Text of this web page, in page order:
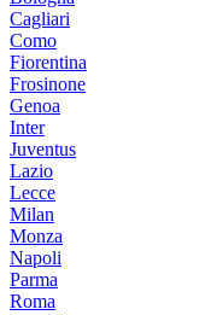
Cagliari
Como
Fiorentina
Frosinone
Genoa
Inter
Juventus
Lazio
Lecce
Milan
Monza
Napoli
Parma
Roma